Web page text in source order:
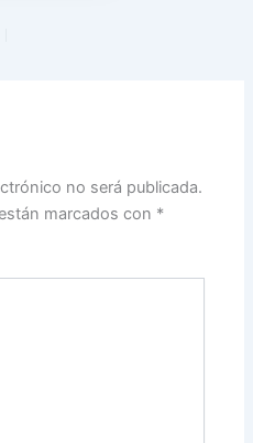
no será publicada.
marcados con *